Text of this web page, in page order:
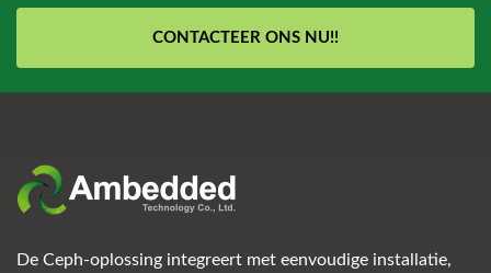
CONTACTEER ONS NU!!
De Ceph-oplossing integreert met eenvoudige installatie,